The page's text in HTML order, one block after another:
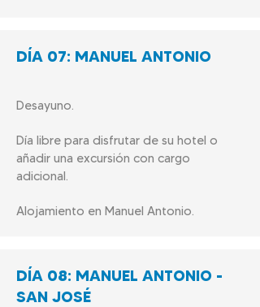
DÍA 07: MANUEL ANTONIO
Desayuno.
Día libre para disfrutar de su hotel o
añadir una excursión con cargo
adicional.
Alojamiento en Manuel Antonio.
DÍA 08: MANUEL ANTONIO -
SAN JOSÉ